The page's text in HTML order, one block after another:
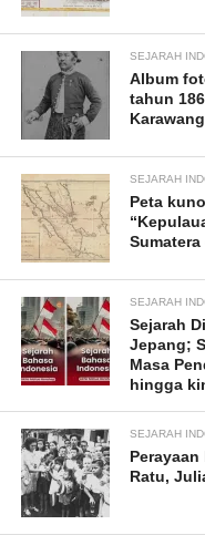
SEJARAH
Album
tahun
SEJARAH
Peta
SEJARAH
Sejarah
Jepang;
Masa
hingga
SEJARAH
Ratu,